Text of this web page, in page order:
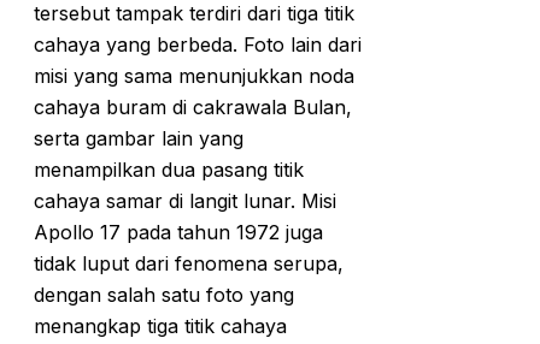
tersebut tampak terdiri dari tiga titik
cahaya yang berbeda. Foto lain dari
misi yang sama menunjukkan noda
cahaya buram di cakrawala Bulan,
serta gambar lain yang
menampilkan dua pasang titik
cahaya samar di langit lunar. Misi
Apollo 17 pada tahun 1972 juga
tidak luput dari fenomena serupa,
dengan salah satu foto yang
menangkap tiga titik cahaya